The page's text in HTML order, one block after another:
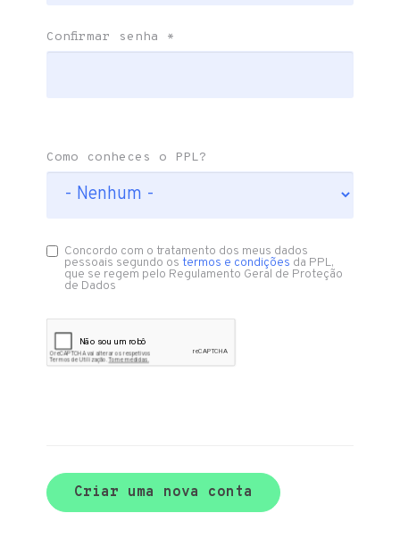
Confirmar senha *
Como conheces o PPL?
Concordo com o tratamento dos meus dados
pessoais segundo ostermos e condições da PPL,
que se regem pelo Regulamento Geral de Proteção
de Dados
Criar uma nova conta